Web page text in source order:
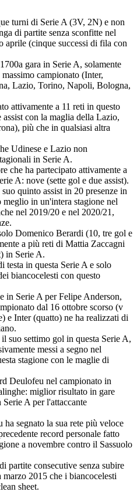
turni di Serie A (3V, 2N) e non
di partite senza sconfitte nel
aprile (cinque successi di fila con
gara in Serie A, solamente
campionato (Inter,
Lazio, Torino, Napoli, Bologna,
attivamente a 11 reti in questo
con la maglia della Lazio,
più che in qualsiasi altra
Udinese e Lazio non
in Serie A.
ha partecipato attivamente a
A: nove (sette gol e due assist).
quinto assist in 20 presenze in
meglio in un'intera stagione nel
nel 2019/20 e nel 2020/21,
Domenico Berardi (10, tre gol e
a più reti di Mattia Zaccagni
in Serie A.
in questa Serie A e solo
biancocelesti con questo
Serie A per Felipe Anderson,
dal 16 ottobre scorso (v
e Inter (quatto) ne ha realizzati di
settimo gol in questa Serie A,
messi a segno nel
stagione con le maglie di
Deulofeu nel campionato in
miglior risultato in gare
A per l'attaccante
segnato la sua rete più veloce
record personale fatto
a novembre contro il Sassuolo
consecutive senza subire
2015 che i biancocelesti
sheet.